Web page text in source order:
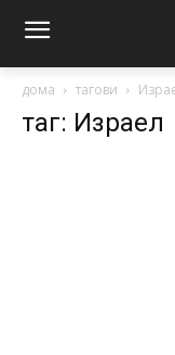
дома тагови
таг: Израел